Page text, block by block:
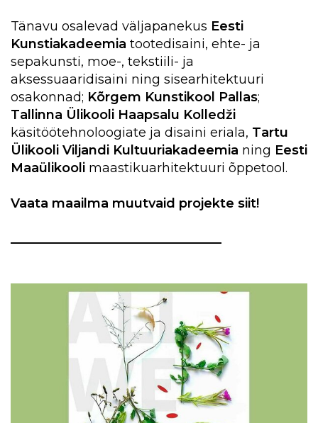
Tänavu osalevad väljapanekus Eesti
Kunstiakadeemia tootedisaini, ehte- ja
sepakunsti, moe-, tekstiili- ja
aksessuaaridisaini ning sisearhitektuuri
osakonnad; Kõrgem Kunstikool Pallas;
Tallinna Ülikooli Haapsalu Kolledži
käsitöötehnoloogiate ja disaini eriala, Tartu
Ülikooli Viljandi Kultuuriakadeemia ning Eesti
Maaülikooli maastikuarhitektuuri õppetool.
Vaata maailma muutvaid projekte siit!
_________________________________